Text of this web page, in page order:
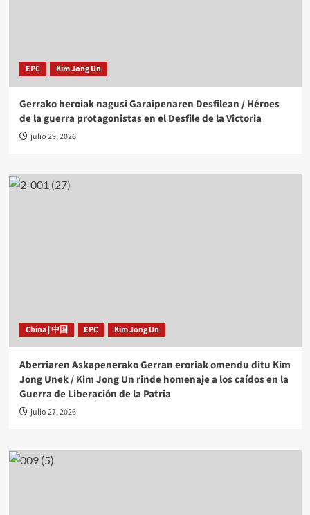
EPC Kim Jong Un
Gerrako heroiak nagusi Garaipenaren Desfilean / Héroes
de la guerra protagonistas en el Desfile de la Victoria
julio 29, 2026
China | 中国 EPC Kim Jong Un
Aberriaren Askapenerako Gerran eroriak omendu ditu Kim
Jong Unek / Kim Jong Un rinde homenaje a los caídos en la
Guerra de Liberación de la Patria
julio 27, 2026